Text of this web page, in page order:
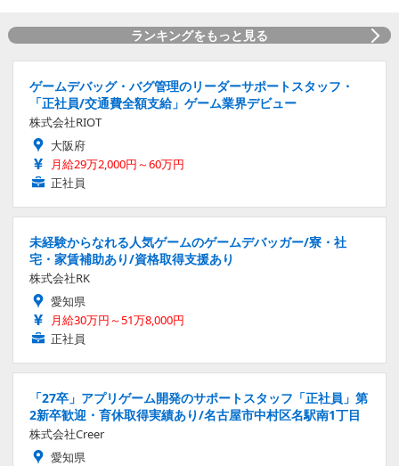
ランキングをもっと見る
ゲームデバッグ・バグ管理のリーダーサポートスタッフ・
「正社員/交通費全額支給」ゲーム業界デビュー
株式会社RIOT
大阪府
月給29万2,000円～60万円
正社員
未経験からなれる人気ゲームのゲームデバッガー/寮・社
宅・家賃補助あり/資格取得支援あり
株式会社RK
愛知県
月給30万円～51万8,000円
正社員
「27卒」アプリゲーム開発のサポートスタッフ「正社員」第
2新卒歓迎・育休取得実績あり/名古屋市中村区名駅南1丁目
株式会社Creer
愛知県